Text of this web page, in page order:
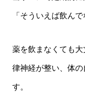
「そういえば飲ん
薬を飲まなくても
律神経が整い、体
す。